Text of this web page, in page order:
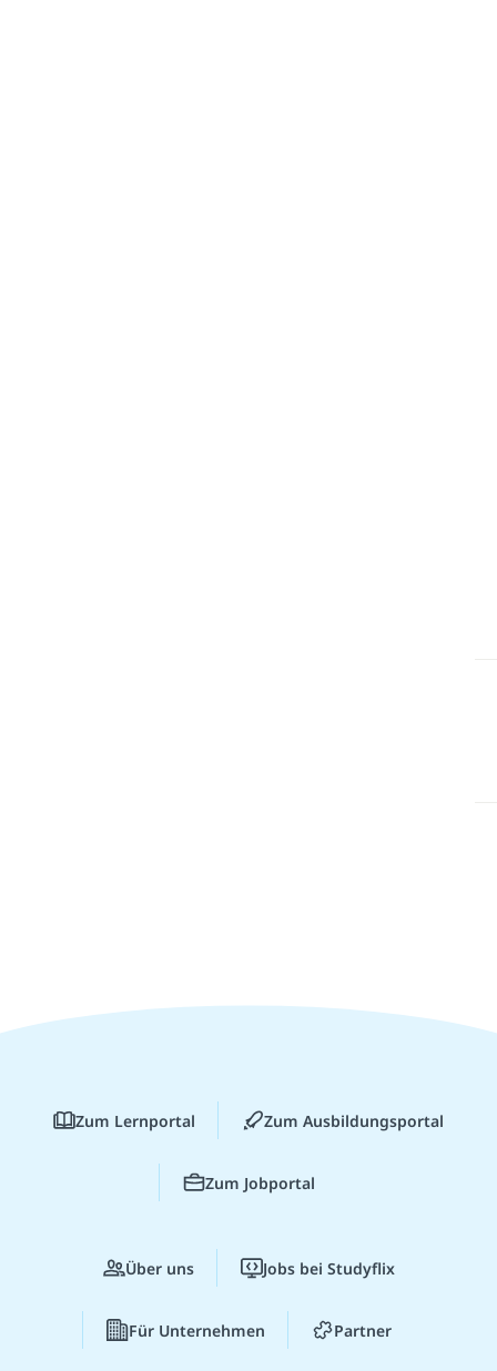
Zum Lernportal Zum Ausbildungsportal
Zum Jobportal
Über uns Jobs bei Studyflix
Für Unternehmen Partner